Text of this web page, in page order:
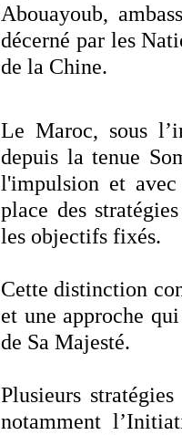
Abouayoub,
décerné par les
de la Chine.
Le Maroc, sous
depuis la tenue
l'impulsion et avec
place des
les objectifs fixés.
Cette distinction
et une approche
de Sa Majesté.
Plusieurs
notamment